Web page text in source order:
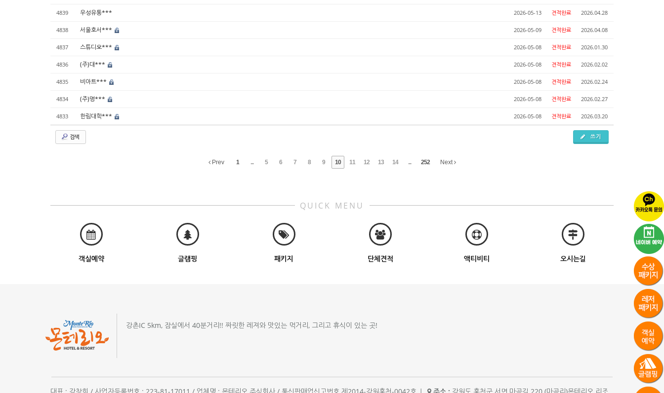
4839 우성유통*** 2026-05-13 견적완료 2026.04.28
4838 서울호서*** 2026-05-09 견적완료 2026.04.08
4837 스튜디오*** 2026-05-08 견적완료 2026.01.30
4836 (주)대*** 2026-05-08 견적완료 2026.02.02
4835 비아트*** 2026-05-08 견적완료 2026.02.24
4834 (주)명*** 2026-05-08 견적완료 2026.02.27
4833 한림대학*** 2026-05-08 견적완료 2026.03.20
검색 쓰기
Prev 1 ... 5 6 7 8 9 10 11 12 13 14 ... 252 Next
QUICK MENU
객실예약 글램핑 패키지 단체견적 액티비티 오시는길
강촌IC 5km, 잠실에서 40분거리!! 짜릿한 레져와 맛있는 먹거리, 그리고 휴식이 있는 곳!